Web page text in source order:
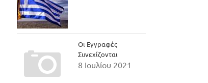
Οι Εγγραφές
Συνεχίζονται
8 Ιουλίου 2021